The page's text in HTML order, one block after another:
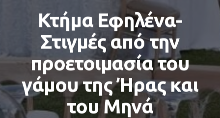
Κτήμα Εφηλένα-
Στιγμές από την
προετοιμασία του
γάμου της Ήρας και
του Μηνά